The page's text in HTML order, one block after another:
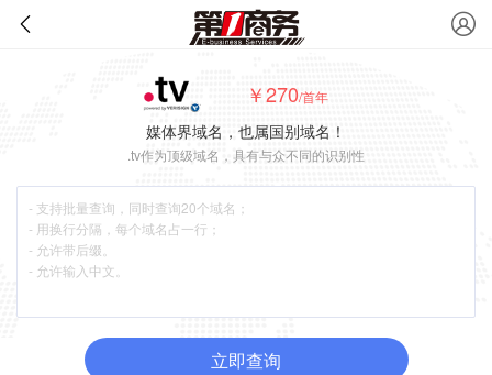
￥270/首年
媒体界域名，也属国别域名！
.tv作为顶级域名，具有与众不同的识别性
立即查询